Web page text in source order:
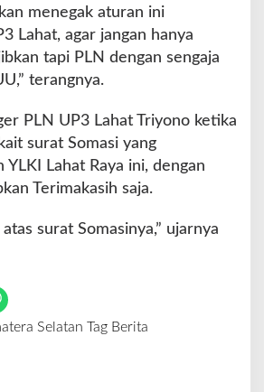
menegak aturan ini
Lahat, agar jangan hanya
tapi PLN dengan sengaja
terangnya.
PLN UP3 Lahat Triyono ketika
surat Somasi yang
YLKI Lahat Raya ini, dengan
Terimakasih saja.
surat Somasinya,” ujarnya
Selatan Tag Berita